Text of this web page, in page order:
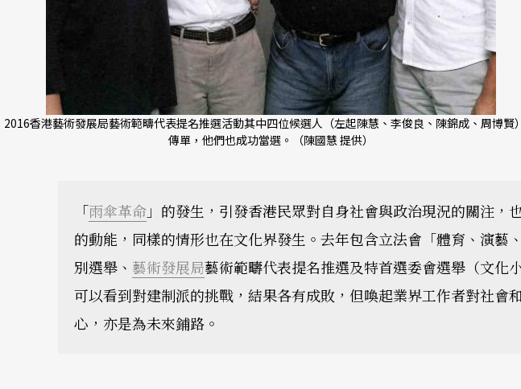
2016香港藝術發展局藝術範疇代表提名推選活動其中四位候選人（左起陳慧、李俊良、陳錦成、周博賢
傳單，他們也成功當選。（陳國慧 提供）
「雨傘革命」的發生，引發香港民眾對自身社會與政治現況的關注，
的動能，同樣的情形也在文化界發生。去年包含立法會「體育、演藝
別選舉、 藝術發展局藝術範疇代表提名推選及特首選委會選舉（文化
可以看到對建制派的挑戰，結果各有成敗，但喚起業界工作者對社會
心，亦是為未來鋪路。